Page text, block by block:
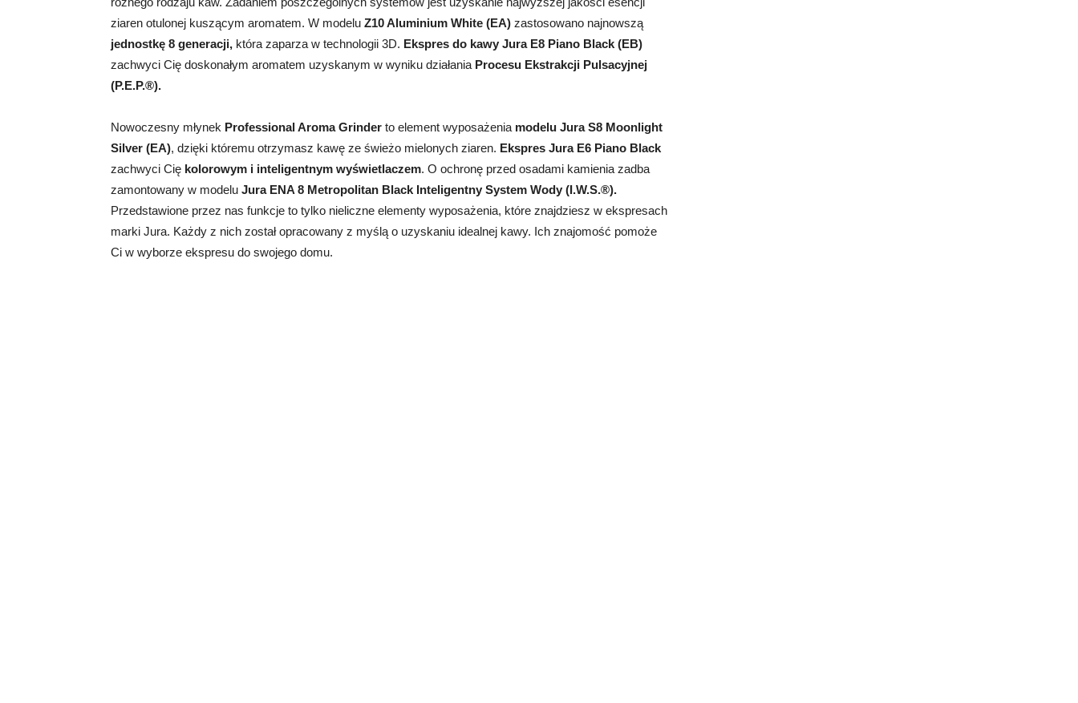
ziaren otulonej kuszącym aromatem. W modelu Z10 Aluminium White (EA) zastosowano najnowszą
jednostkę 8 generacji, która zaparza w technologii 3D. Ekspres do kawy Jura E8 Piano Black (EB)
zachwyci Cię doskonałym aromatem uzyskanym w wyniku działania Procesu Ekstrakcji Pulsacyjnej
(P.E.P.®).
Nowoczesny młynek Professional Aroma Grinder to element wyposażenia modelu Jura S8 Moonlight
Silver (EA), dzięki któremu otrzymasz kawę ze świeżo mielonych ziaren. Ekspres Jura E6 Piano Black
zachwyci Cię kolorowym i inteligentnym wyświetlaczem. O ochronę przed osadami kamienia zadba
zamontowany w modelu Jura ENA 8 Metropolitan Black Inteligentny System Wody (I.W.S.®).
Przedstawione przez nas funkcje to tylko nieliczne elementy wyposażenia, które znajdziesz w ekspresach
marki Jura. Każdy z nich został opracowany z myślą o uzyskaniu idealnej kawy. Ich znajomość pomoże
Ci w wyborze ekspresu do swojego domu.